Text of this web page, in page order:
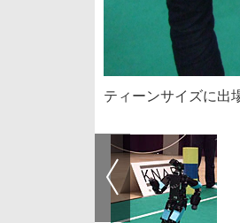
ティーンサイズに出